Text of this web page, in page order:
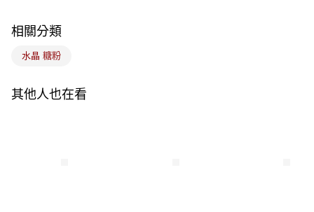
全盈+PAY
相關分類
水晶 糖粉
其他人也在看